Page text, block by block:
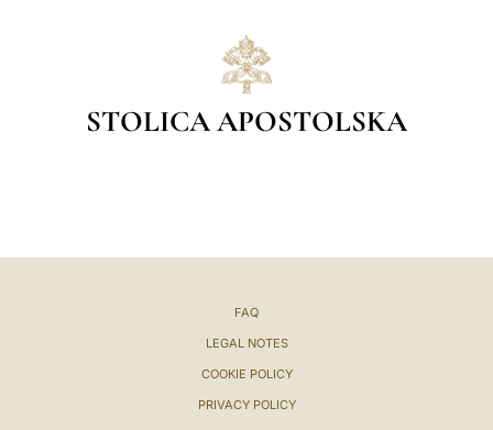
STOLICA APOSTOLSKA
FAQ
LEGAL NOTES
COOKIE POLICY
PRIVACY POLICY